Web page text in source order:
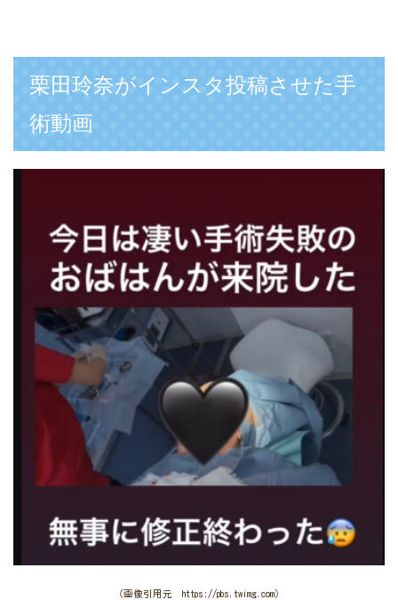
栗田玲奈がインスタ投稿させた手
術動画
（画像引用元 https://pbs.twimg.com）